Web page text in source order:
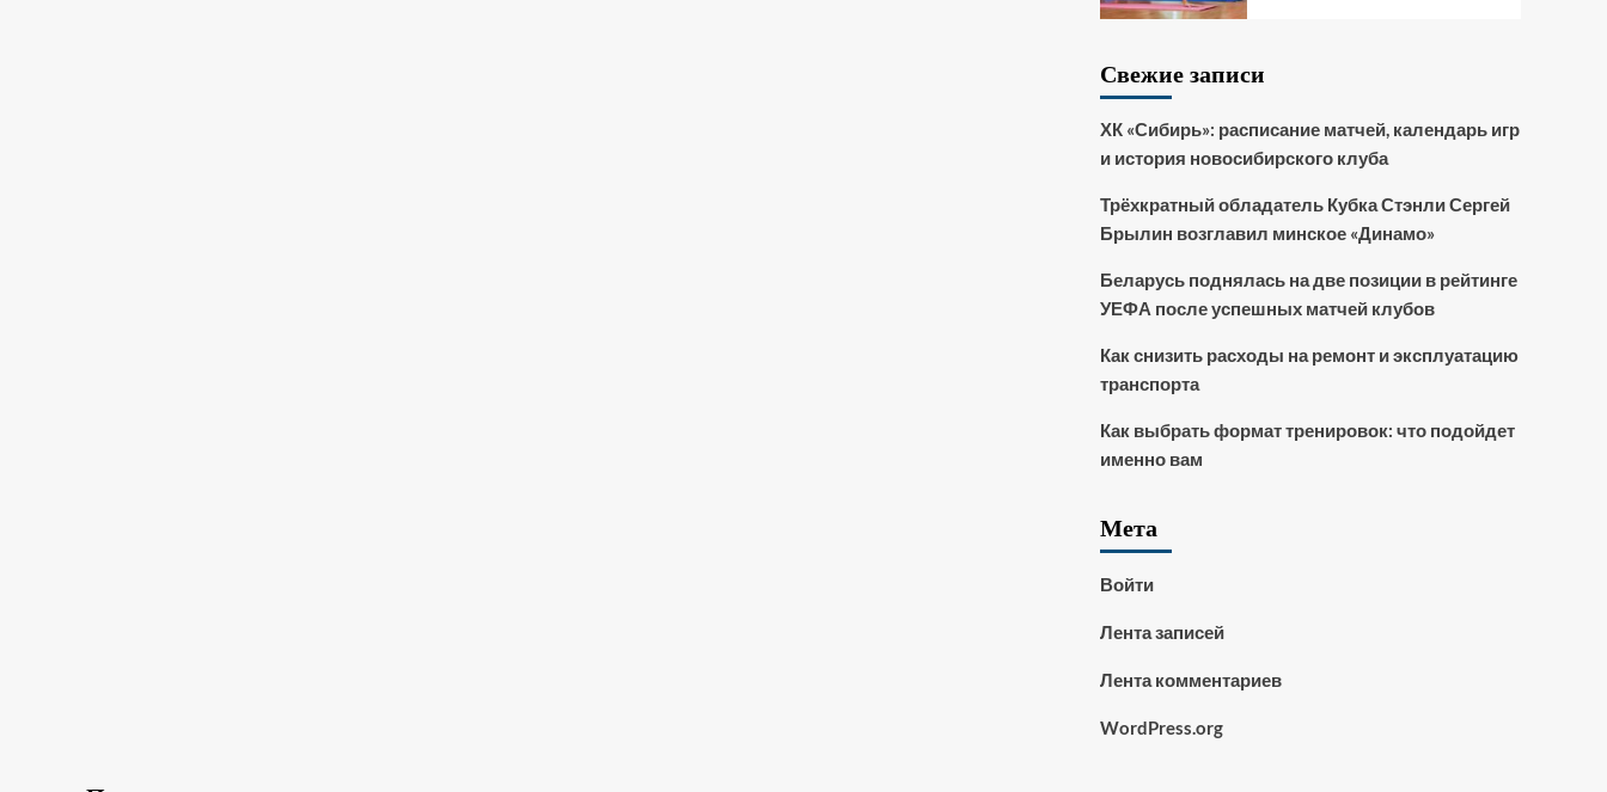
Свежие записи
ХК «Сибирь»: расписание матчей, календарь игр
и история новосибирского клуба
Трёхкратный обладатель Кубка Стэнли Сергей
Брылин возглавил минское «Динамо»
Беларусь поднялась на две позиции в рейтинге
УЕФА после успешных матчей клубов
Как снизить расходы на ремонт и эксплуатацию
транспорта
Как выбрать формат тренировок: что подойдет
именно вам
Мета
Войти
Лента записей
Лента комментариев
WordPress.org